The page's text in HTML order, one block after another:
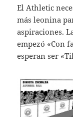
El Athletic
más leonina
aspiraciones.
empezó «Con
esperan ser